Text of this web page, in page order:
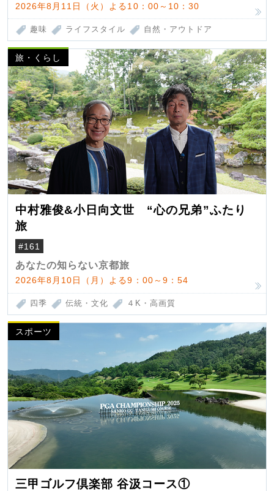
2026年8月11日（火）よる10：00～10：30
趣味 ライフスタイル 自然・アウトドア
旅・くらし
中村雅俊&小日向文世 “心の兄弟”ふたり
旅
#161
あなたの知らない京都旅
2026年8月10日（月）よる9：00～9：54
四季 伝統・文化 ４K・高画質
スポーツ
三甲ゴルフ倶楽部 谷汲コース①